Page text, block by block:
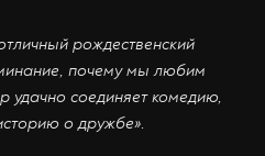
рождественский
почему мы любим
удачно соединяет комедию,
о дружбе».